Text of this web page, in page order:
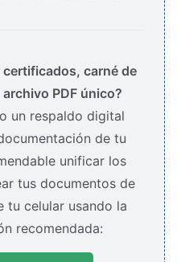
carné de
PDF único?
un respaldo digital
de tu
unificar los
tus documentos de
tu celular usando la
recomendada: